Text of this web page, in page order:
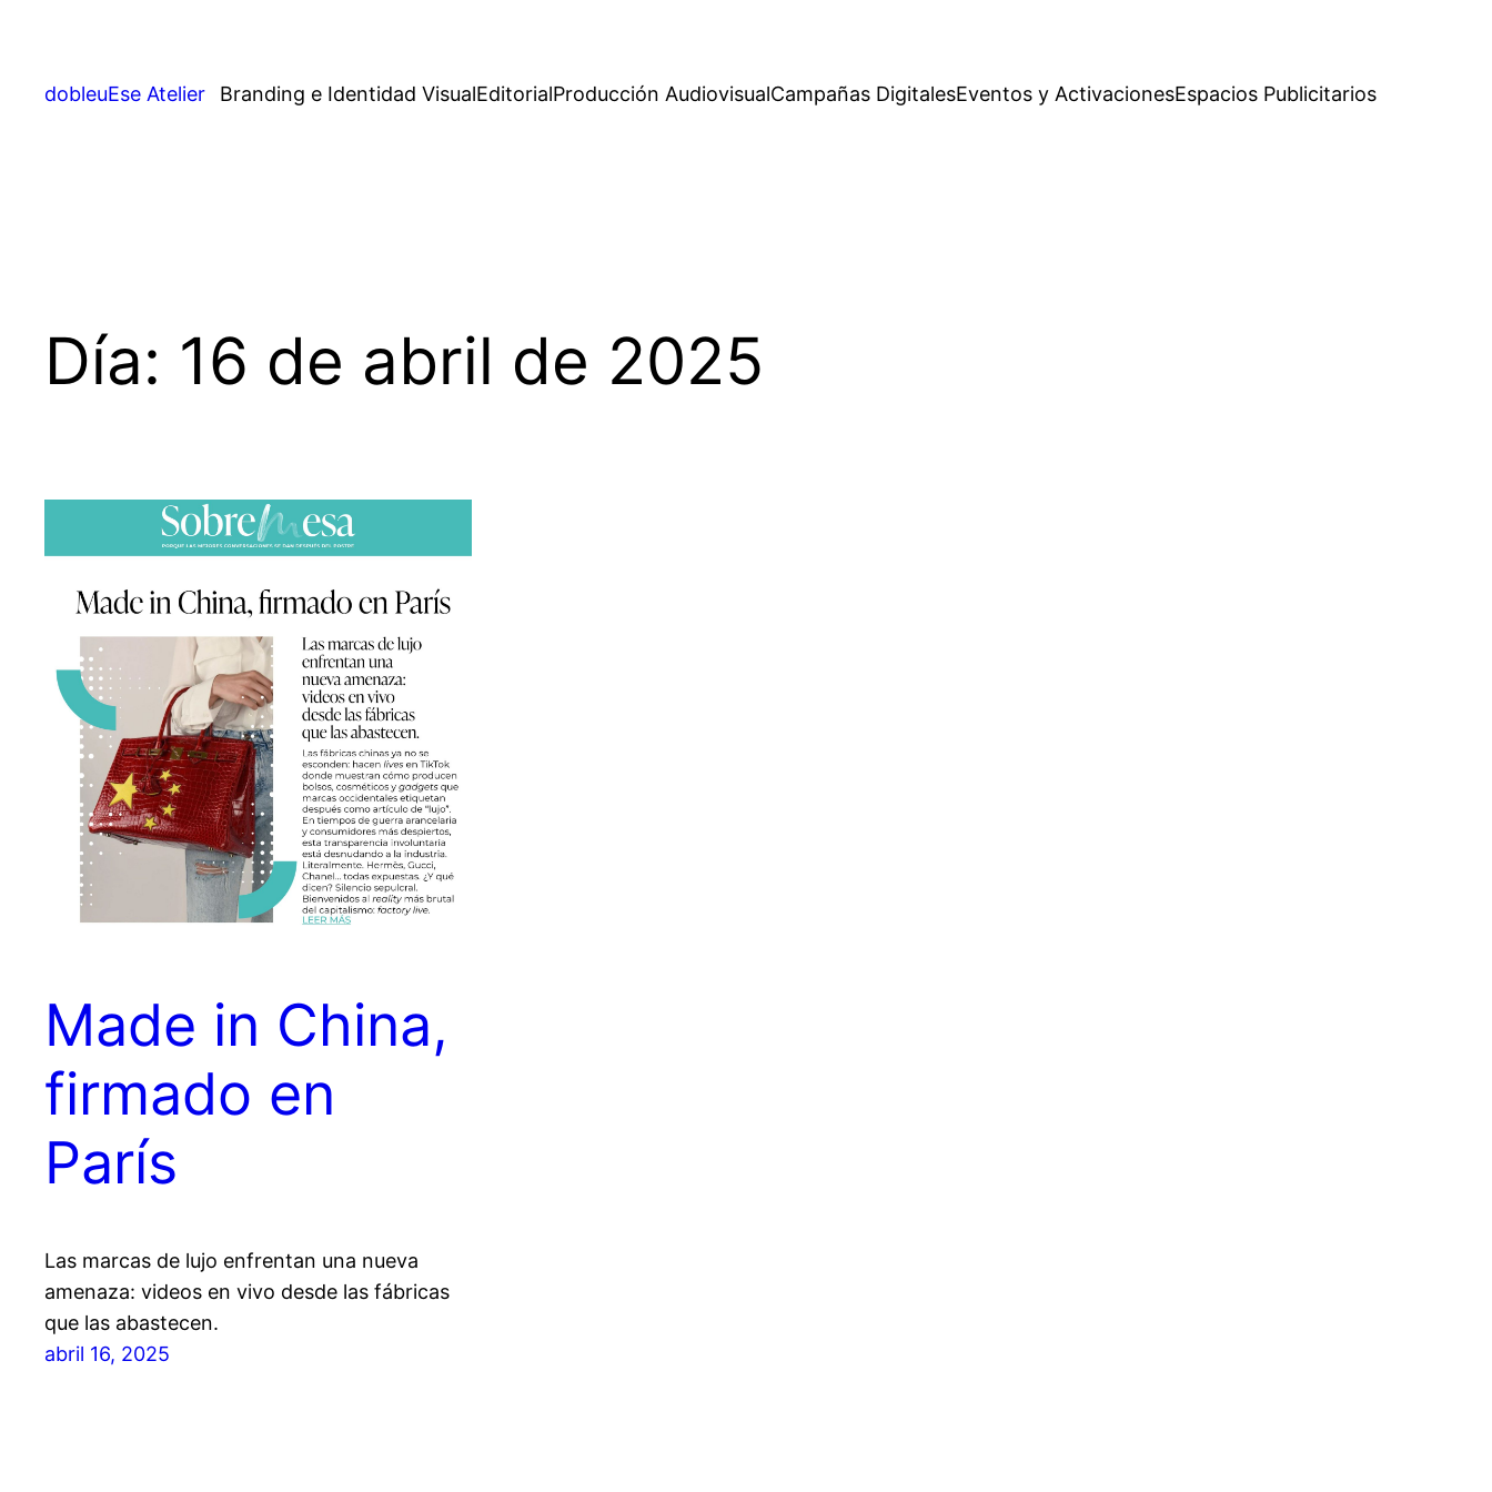
contenido
dobleuEse Atelier Branding e Identidad VisualEditorialProducción AudiovisualCampañas DigitalesEventos y ActivacionesEspacios Publicitarios
Día: 16 de abril de 2025
Made in China,
firmado en
París
Las marcas de lujo enfrentan una nueva
amenaza: videos en vivo desde las fábricas
que las abastecen.
abril 16, 2025